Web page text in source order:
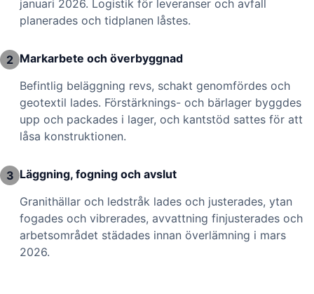
januari 2026. Logistik för leveranser och avfall
planerades och tidplanen låstes.
2 Markarbete och överbyggnad
Befintlig beläggning revs, schakt genomfördes och
geotextil lades. Förstärknings- och bärlager byggdes
upp och packades i lager, och kantstöd sattes för att
låsa konstruktionen.
3 Läggning, fogning och avslut
Granithällar och ledstråk lades och justerades, ytan
fogades och vibrerades, avvattning finjusterades och
arbetsområdet städades innan överlämning i mars
2026.